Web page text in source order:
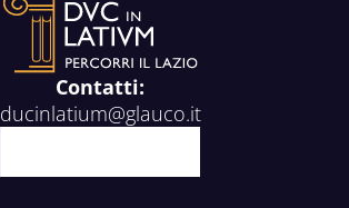
Contatti:
ducinlatium@glauco.it